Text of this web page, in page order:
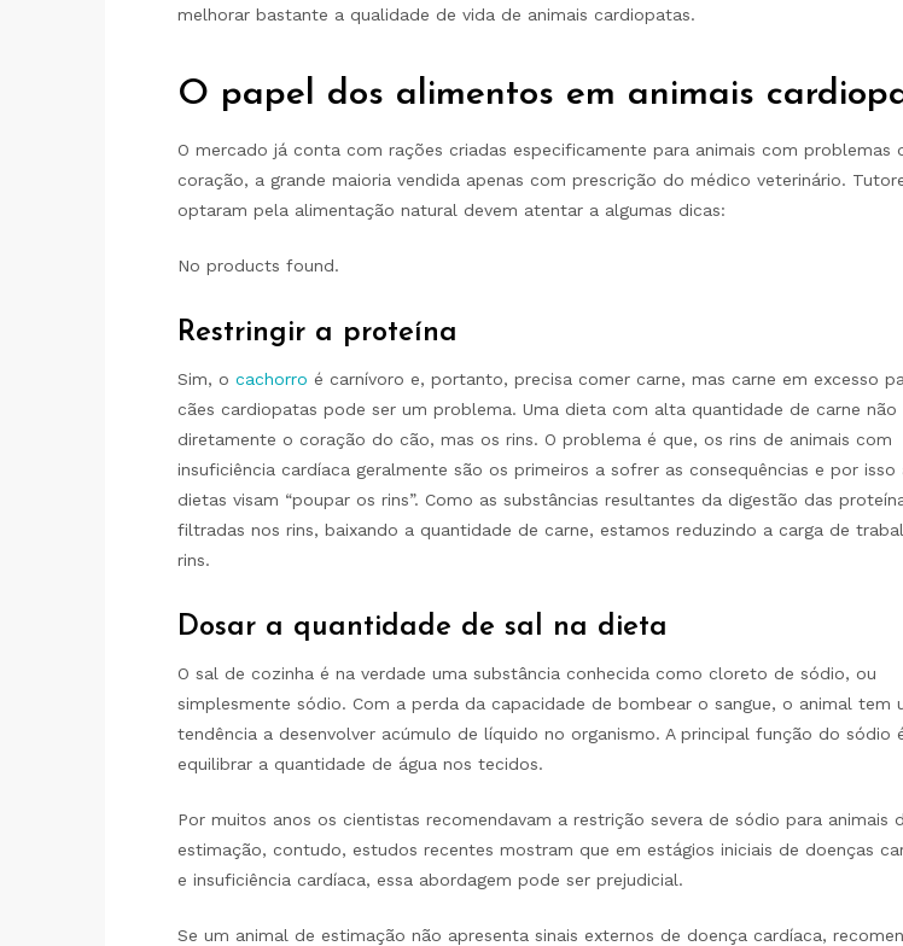
melhorar bastante a qualidade de vida de animais cardiopatas.
O papel dos alimentos em animais
O mercado já conta com rações criadas especificamente para animais com problemas
coração, a grande maioria vendida apenas com prescrição do médico veterinário.
optaram pela alimentação natural devem atentar a algumas dicas:
No products found.
Restringir a proteína
Sim, o cachorro é carnívoro e, portanto, precisa comer carne, mas carne em excesso
cães cardiopatas pode ser um problema. Uma dieta com alta quantidade de carne não
diretamente o coração do cão, mas os rins. O problema é que, os rins de animais com
insuficiência cardíaca geralmente são os primeiros a sofrer as consequências e por isso
dietas visam “poupar os rins”. Como as substâncias resultantes da digestão das
filtradas nos rins, baixando a quantidade de carne, estamos reduzindo a carga de
rins.
Dosar a quantidade de sal na dieta
O sal de cozinha é na verdade uma substância conhecida como cloreto de sódio, ou
simplesmente sódio. Com a perda da capacidade de bombear o sangue, o animal tem
tendência a desenvolver acúmulo de líquido no organismo. A principal função do sódio
equilibrar a quantidade de água nos tecidos.
Por muitos anos os cientistas recomendavam a restrição severa de sódio para animais
estimação, contudo, estudos recentes mostram que em estágios iniciais de doenças
e insuficiência cardíaca, essa abordagem pode ser prejudicial.
Se um animal de estimação não apresenta sinais externos de doença cardíaca,